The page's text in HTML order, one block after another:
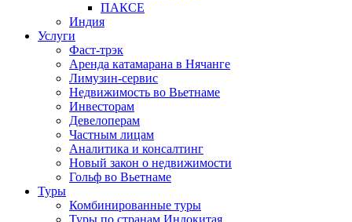
ПАКСЕ
Индия
Услуги
Фаст-трэк
Аренда катамарана в Нячанге
Лимузин-сервис
Недвижимость во Вьетнаме
Инвесторам
Девелоперам
Частным лицам
Аналитика и консалтинг
Новый закон о недвижимости
Гольф во Вьетнаме
Туры
Комбинированные туры
Туры по странам Индокитая